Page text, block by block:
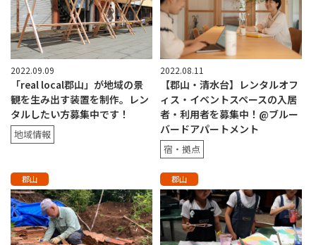
2022.09.09
「real local郡山」が地域の景
観を生み出す装置を制作。レン
タルしたい方募集中です！
地域情報
2022.08.11
【郡山・清水台】レンタルオフ
ィス・イベントスペースの入居
者・利用者を募集中！@ブルー
バードアパートメント
宿・拠点
郡山 郡山